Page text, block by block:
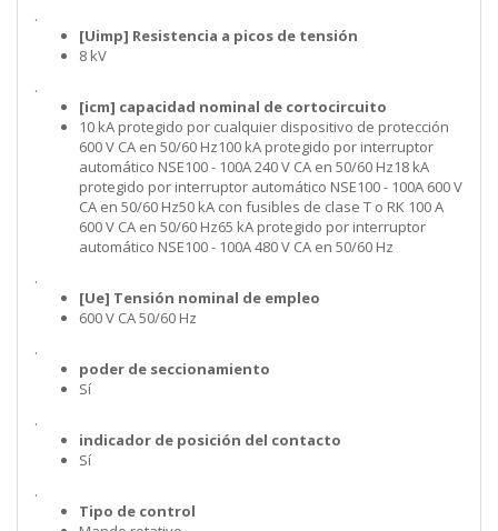
.
[Uimp] Resistencia a picos de tensión
8 kV
.
[icm] capacidad nominal de cortocircuito
10 kA protegido por cualquier dispositivo de protección
600 V CA en 50/60 Hz100 kA protegido por interruptor
automático NSE100 - 100A 240 V CA en 50/60 Hz18 kA
protegido por interruptor automático NSE100 - 100A 600 V
CA en 50/60 Hz50 kA con fusibles de clase T o RK 100 A
600 V CA en 50/60 Hz65 kA protegido por interruptor
automático NSE100 - 100A 480 V CA en 50/60 Hz
.
[Ue] Tensión nominal de empleo
600 V CA 50/60 Hz
.
poder de seccionamiento
Sí
.
indicador de posición del contacto
Sí
.
Tipo de control